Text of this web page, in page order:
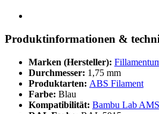
Produktinformationen &
Marken (Hersteller):
Durchmesser: 1,75 mm
Produktarten: ABS Filament
Farbe: Blau
Kompatibilität: Bambu Lab